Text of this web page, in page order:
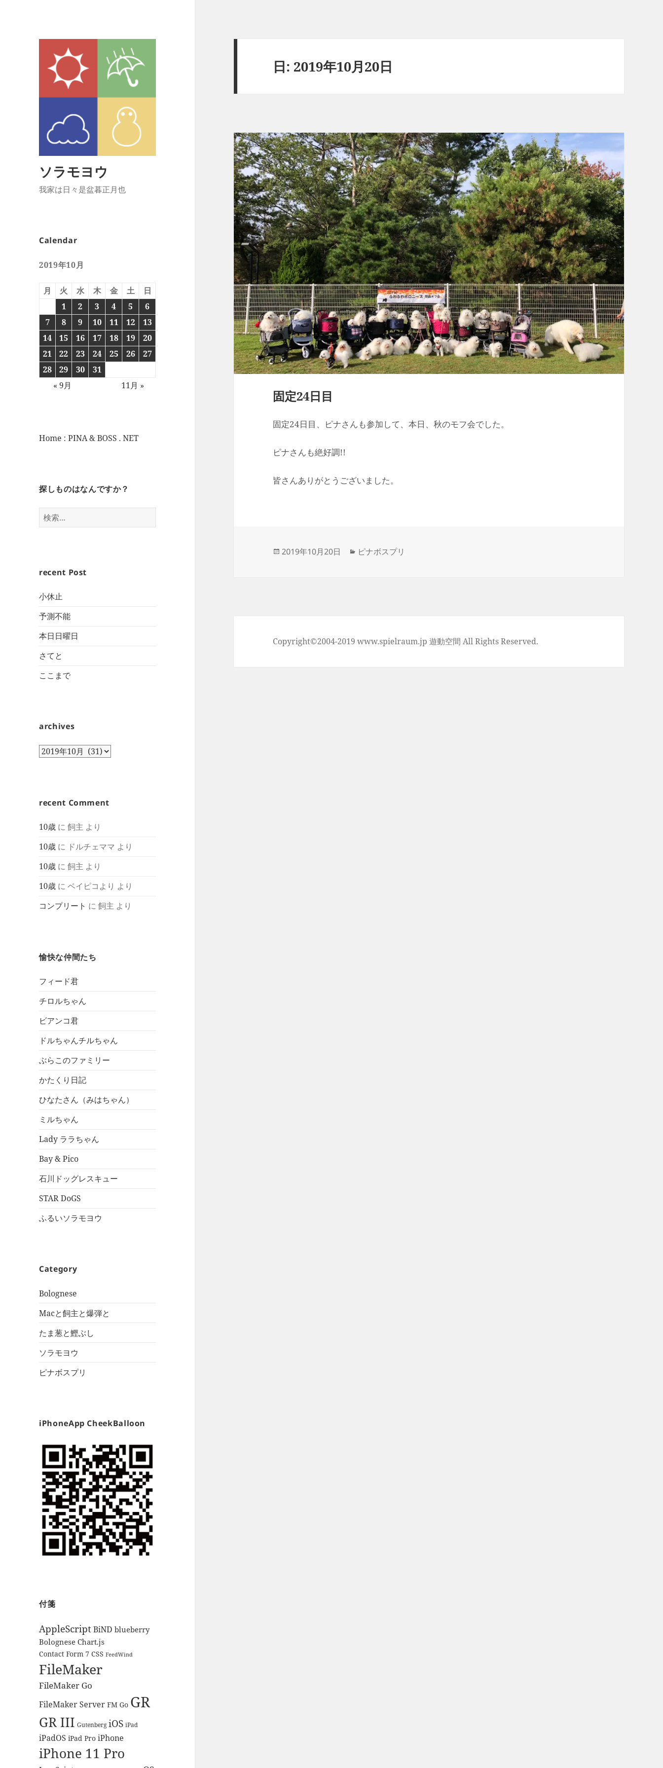
ソラモヨウ
我家は日々是盆暮正月也
Calendar
2019年10月
月 火 水 木 金 土
日
1
2 3 4 5
6
7
8 9 10 11 12
13
14
15 16 17 18 19
20
21
22 23 24 25 26
27
28
29 30
31
« 9月
11月 »
Home : PINA & BOSS . NET
探しものはなんですか？
検
索:
recent Post
小休止
予測不能
本日日曜日
さてと
ここまで
archives
archives
recent Comment
10歳 に飼主 より
10歳 に ドルチェママ より
10歳 に飼主 より
10歳 にベイピコより より
コンプリート に飼主 より
愉快な仲間たち
フィード君
チロルちゃん
ビアンコ君
ドルちゃんチルちゃん
ぶらこのファミリー
かたくり日記
ひなたさん（みはちゃん）
ミルちゃん
Lady ララちゃん
Bay & Pico
石川ドッグレスキュー
STAR DoGS
ふるいソラモヨウ
Category
Bolognese
Macと飼主と爆弾と
たま葱と鰹ぶし
ソラモヨウ
ピナボスプリ
iPhoneApp CheekBalloon
付箋
AppleScriptBiND blueberry
Bolognese Chart.js
Contact Form 7 CSS FeedWind
FileMaker
FileMaker Go
FileMaker Server FM Go GR
GR III Gutenberg iOS iPad
iPadOS iPad Pro iPhone
iPhone 11 Pro
日: 2019年10月20日
固定24日目
固定24日目、ピナさんも参加して、本日、秋のモフ会でした。
ピナさんも絶好調!!
皆さんありがとうございました。
投
2019年10月20日
カ
ピナボスプリ
Copyright©2004-2019 www.spielraum.jp 遊動空間 All Rights Reserved.